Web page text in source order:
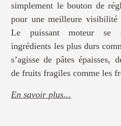
simplement le bouton de
pour une meilleure visibilité
Le puissant moteur se
ingrédients les plus durs
s’agisse de pâtes épaisses,
de fruits fragiles comme les
En savoir plus...